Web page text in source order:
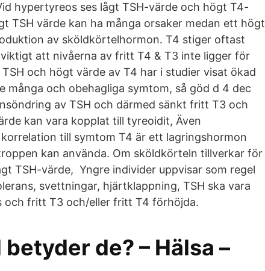
hypertyreos ses lågt TSH-värde och högt T4-
TSH värde kan ha många orsaker medan ett högt
av sköldkörtelhormon. T4 stiger oftast
att nivåerna av fritt T4 & T3 inte ligger för
och högt värde av T4 har i studier visat ökad
många och obehagliga symtom, så göd d 4 dec
av TSH och därmed sänkt fritt T3 och
kan vara kopplat till tyreoidit, Även
till symtom T4 är ett lagringshormon
kan använda. Om sköldkörteln tillverkar för
TSH-värde, Yngre individer uppvisar som regel
svettningar, hjärtklappning, TSH ska vara
och fritt T3 och/eller fritt T4 förhöjda.
de? – Hälsa –